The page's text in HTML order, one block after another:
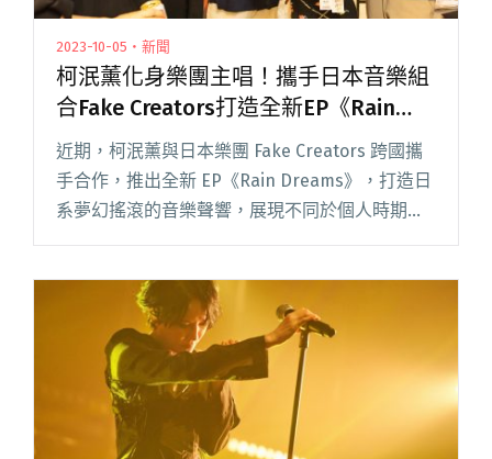
2023-10-05・新聞
柯泯薰化身樂團主唱！攜手日本音樂組
合Fake Creators打造全新EP《Rain
Dreams》
近期，柯泯薰與日本樂團 Fake Creators 跨國攜
手合作，推出全新 EP《Rain Dreams》，打造日
系夢幻搖滾的音樂聲響，展現不同於個人時期的
作品風格，不僅再次挑戰自我，還圓夢成為「樂
閱讀全文 "柯泯薰化身樂團主唱！攜手日本音樂
組合Fake Creators打造全新EP《Rain
Dreams》"